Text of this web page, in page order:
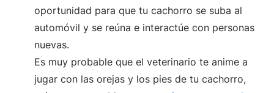
oportunidad para que tu cachorro se suba al
automóvil y se reúna e interactúe con personas
nuevas.
Es muy probable que el veterinario te anime a
jugar con las orejas y los pies de tu cachorro,